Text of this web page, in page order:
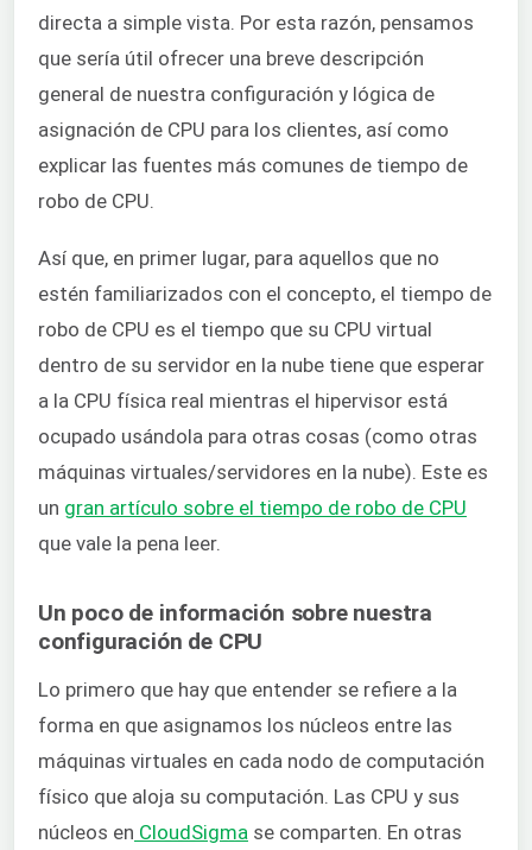
directa a simple vista. Por esta razón, pensamos
que sería útil ofrecer una breve descripción
general de nuestra configuración y lógica de
asignación de CPU para los clientes, así como
explicar las fuentes más comunes de tiempo de
robo de CPU.
Así que, en primer lugar, para aquellos que no
estén familiarizados con el concepto, el tiempo de
robo de CPU es el tiempo que su CPU virtual
dentro de su servidor en la nube tiene que esperar
a la CPU física real mientras el hipervisor está
ocupado usándola para otras cosas (como otras
máquinas virtuales/servidores en la nube). Este es
un gran artículo sobre el tiempo de robo de CPU
que vale la pena leer.
Un poco de información sobre nuestra
configuración de CPU
Lo primero que hay que entender se refiere a la
forma en que asignamos los núcleos entre las
máquinas virtuales en cada nodo de computación
físico que aloja su computación. Las CPU y sus
núcleos en CloudSigma se comparten. En otras